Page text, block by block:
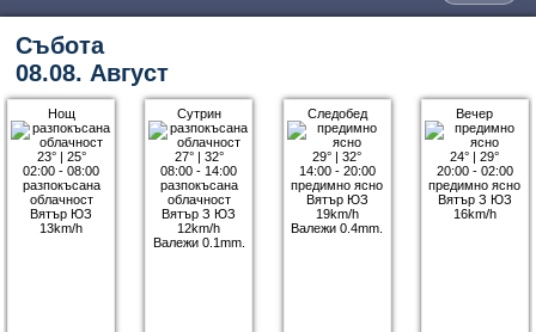
Събота
08.08. Август
Нощ
23°| 25°
02:00 - 08:00
разпокъсана
облачност
Вятър ЮЗ
13km/h
Сутрин
27°| 32°
08:00 - 14:00
разпокъсана
облачност
Вятър З ЮЗ
12km/h
Валежи 0.1mm.
Следобед
29° |32°
14:00 - 20:00
предимно ясно
Вятър ЮЗ
19km/h
Валежи 0.4mm.
Вечер
24° |29°
20:00 - 02:00
предимно ясно
Вятър З ЮЗ
16km/h